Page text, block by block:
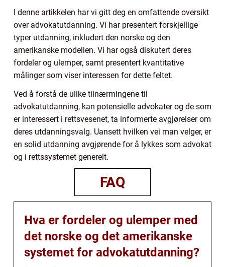
I denne artikkelen har vi gitt deg en omfattende oversikt
over advokatutdanning. Vi har presentert forskjellige
typer utdanning, inkludert den norske og den
amerikanske modellen. Vi har også diskutert deres
fordeler og ulemper, samt presentert kvantitative
målinger som viser interessen for dette feltet.
Ved å forstå de ulike tilnærmingene til
advokatutdanning, kan potensielle advokater og de som
er interessert i rettsvesenet, ta informerte avgjørelser om
deres utdanningsvalg. Uansett hvilken vei man velger, er
en solid utdanning avgjørende for å lykkes som advokat
og i rettssystemet generelt.
FAQ
Hva er fordeler og ulemper med
det norske og det amerikanske
systemet for advokatutdanning?